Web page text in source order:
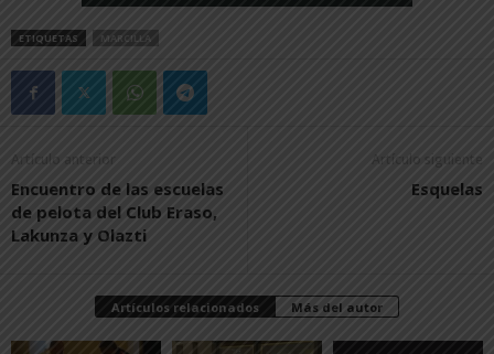
ETIQUETAS MARCILLA
Artículo anterior
Encuentro de las escuelas
de pelota del Club Eraso,
Lakunza y Olazti
Artículo siguiente
Esquelas
Artículos relacionados Más del autor